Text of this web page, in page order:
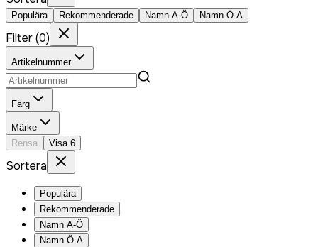
Populära Rekommenderade Namn A-Ö Namn Ö-A
Filter(0)
Artikelnummer
Färg
Märke
Rensa
Visa 6
Sortera
Populära
Rekommenderade
Namn A-Ö
Namn Ö-A